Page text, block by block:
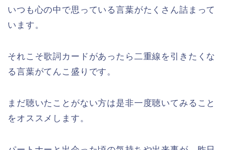
いつも心の中で思っている言葉がたくさん詰まって
います。
それこそ歌詞カードがあったら二重線を引きたくな
る言葉がてんこ盛りです。
まだ聴いたことがない方は是非一度聴いてみること
をオススメします。